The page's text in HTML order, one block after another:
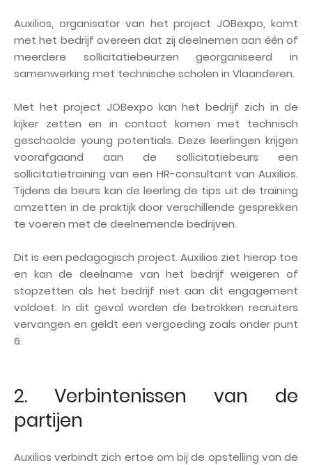
Auxilios, organisator van het project JOBexpo, komt
met het bedrijf overeen dat zij deelnemen aan één of
meerdere sollicitatiebeurzen georganiseerd in
samenwerking met technische scholen in Vlaanderen.
Met het project JOBexpo kan het bedrijf zich in de
kijker zetten en in contact komen met technisch
geschoolde young potentials. Deze leerlingen krijgen
voorafgaand aan de sollicitatiebeurs een
sollicitatietraining van een HR-consultant van Auxilios.
Tijdens de beurs kan de leerling de tips uit de training
omzetten in de praktijk door verschillende gesprekken
te voeren met de deelnemende bedrijven.
Dit is een pedagogisch project. Auxilios ziet hierop toe
en kan de deelname van het bedrijf weigeren of
stopzetten als het bedrijf niet aan dit engagement
voldoet. In dit geval worden de betrokken recruiters
vervangen en geldt een vergoeding zoals onder punt
6.
2. Verbintenissen van de
partijen
Auxilios verbindt zich ertoe om bij de opstelling van de